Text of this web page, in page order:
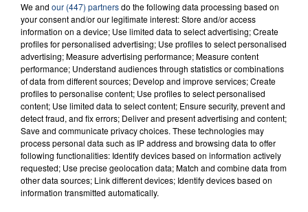
23 juillet 2026
INCENDIE MORTEL À LENS : UNE FEMME ET
SON BÉBÉ ENTRE LA VIE ET LA...
Un homme s'est immolé par le feu après avoir
aspergé sa compagne et leur bébé de trois mois
d'un liquide inflammable.
We and our (447) partnersdo the following data processing based on
your consent and/or our legitimate interest: Store and/or access
information on a device; Use limited data to select advertising; Create
profiles for personalised advertising; Use profiles to select personalised
advertising; Measure advertising performance; Measure content
performance; Understand audiences through statistics or combinations
of data from different sources; Develop and improve services; Create
profiles to personalise content; Use profiles to select personalised
content; Use limited data to select content; Ensure security, prevent and
detect fraud, and fix errors; Deliver and present advertising and content;
Save and communicate privacy choices. These technologies may
process personal data such as IP address and browsing data to offer
following functionalities: Identify devices based on information actively
requested; Use precise geolocation data; Match and combine data from
other data sources; Link different devices; Identify devices based on
information transmitted automatically.